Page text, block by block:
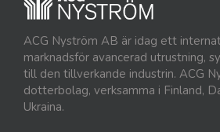
ACG Nyström AB är idag ett
marknadsför avancerad utrustning,
till den tillverkande industrin. ACG
dotterbolag, verksamma i Finland,
Ukraina.